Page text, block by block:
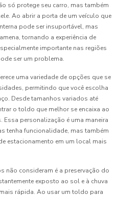
só protege seu carro, mas também
Ao abrir a porta de um veículo que
pode ser insuportável, mas
tornando a experiência de
importante nas regiões
ser um problema.
uma variedade de opções que se
permitindo que você escolha
Desde tamanhos variados até
o toldo que melhor se encaixa ao
Essa personalização é uma maneira
tenha funcionalidade, mas também
estacionamento em um local mais
não consideram é a preservação do
exposto ao sol e à chuva
rápida. Ao usar um toldo para